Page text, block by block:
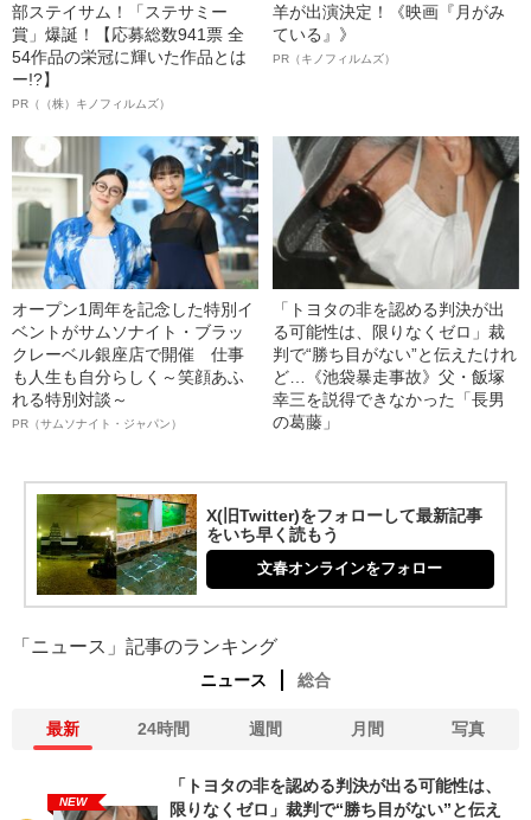
部ステイサム！「ステサミー
賞」爆誕！【応募総数941票 全
54作品の栄冠に輝いた作品とは
ー!?】
PR（（株）キノフィルムズ）
羊が出演決定！《映画『月がみ
ている』》
PR（キノフィルムズ）
オープン1周年を記念した特別イ
ベントがサムソナイト・ブラッ
クレーベル銀座店で開催 仕事
も人生も自分らしく～笑顔あふ
れる特別対談～
PR（サムソナイト・ジャパン）
「トヨタの非を認める判決が出
る可能性は、限りなくゼロ」裁
判で“勝ち目がない”と伝えたけれ
ど…《池袋暴走事故》父・飯塚
幸三を説得できなかった「長男
の葛藤」
X(旧Twitter)をフォローして最新記事
をいち早く読もう
文春オンラインをフォロー
「ニュース」記事のランキング
ニュース 総合
最新 24時間 週間 月間 写真
NEW
「トヨタの非を認める判決が出る可能性は、
限りなくゼロ」裁判で“勝ち目がない”と伝え